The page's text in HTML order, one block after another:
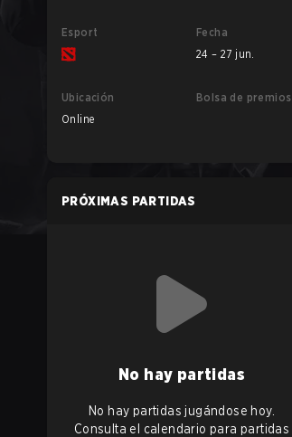
Esport
Fecha
24 – 27 jun.
Ubicación
Online
Bolsa de premios
PRÓXIMAS PARTIDAS
No hay partidas
No hay partidas jugándose hoy.
Consulta el calendario para partidas